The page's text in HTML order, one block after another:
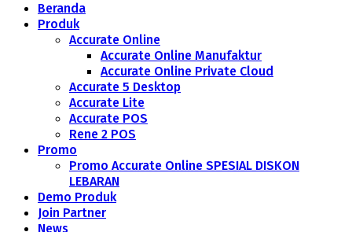
Beranda
Produk
Accurate Online
Accurate Online Manufaktur
Accurate Online Private Cloud
Accurate 5 Desktop
Accurate Lite
Accurate POS
Rene 2 POS
Promo
Promo Accurate Online SPESIAL DISKON
LEBARAN
Demo Produk
Join Partner
News